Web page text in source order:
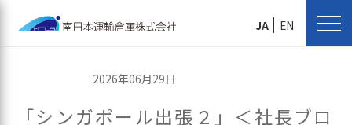
JA EN
2026年06月29日
「シンガポール出張２」＜社長ブロ